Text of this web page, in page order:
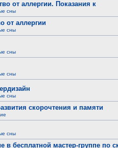
от аллергии. Показания к
сны
от аллергии
сны
сны
сны
сны
скорочтения и памяти
сны
в бесплатной мастер-группе по